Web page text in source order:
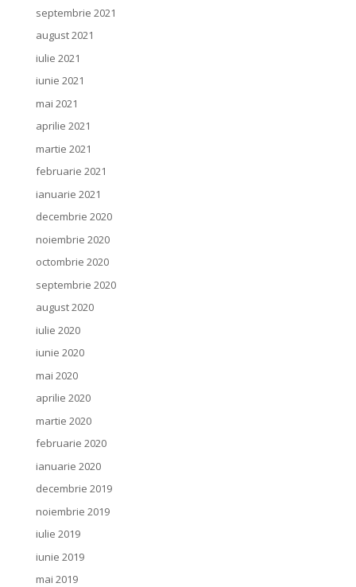
septembrie 2021
august 2021
iulie 2021
iunie 2021
mai 2021
aprilie 2021
martie 2021
februarie 2021
ianuarie 2021
decembrie 2020
noiembrie 2020
octombrie 2020
septembrie 2020
august 2020
iulie 2020
iunie 2020
mai 2020
aprilie 2020
martie 2020
februarie 2020
ianuarie 2020
decembrie 2019
noiembrie 2019
iulie 2019
iunie 2019
mai 2019